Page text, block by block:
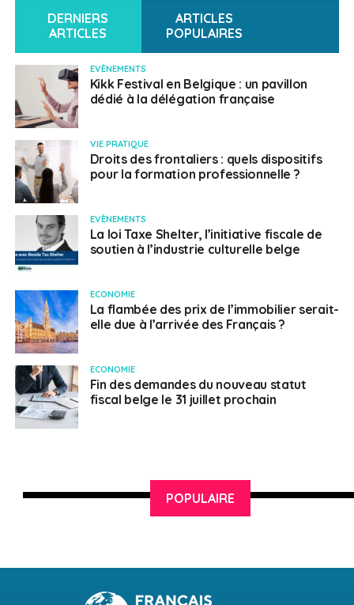
SUJETS ASSOCIÉS: BELGIQUE
Français en Belgique
DERNIERS
ARTICLES
ARTICLES
POPULAIRES
EVÈNEMENTS
Kikk Festival en Belgique : un pavillon
dédié à la délégation française
VIE PRATIQUE
Droits des frontaliers : quels dispositifs
pour la formation professionnelle ?
EVÈNEMENTS
La loi Taxe Shelter, l’initiative fiscale de
soutien à l’industrie culturelle belge
ECONOMIE
La flambée des prix de l’immobilier serait-
elle due à l’arrivée des Français ?
ECONOMIE
Fin des demandes du nouveau statut
fiscal belge le 31 juillet prochain
POPULAIRE